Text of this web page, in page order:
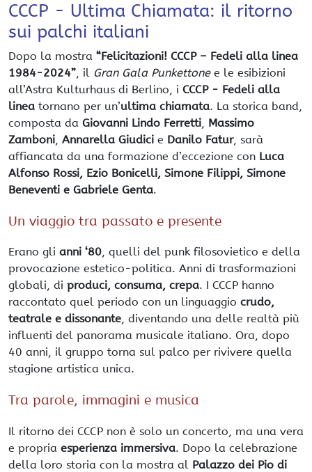
CCCP - Ultima Chiamata: il ritorno
sui palchi italiani
Dopo la mostra “Felicitazioni! CCCP – Fedeli alla linea
1984-2024”, il Gran Gala Punkettonee le esibizioni
all’Astra Kulturhaus di Berlino, i CCCP - Fedeli alla
linea tornano per un’ultima chiamata. La storica band,
composta da Giovanni Lindo Ferretti, Massimo
Zamboni, Annarella Giudici e Danilo Fatur, sarà
affiancata da una formazione d’eccezione con Luca
Alfonso Rossi, Ezio Bonicelli, Simone Filippi, Simone
Beneventi e Gabriele Genta.
Un viaggio tra passato e presente
Erano gli anni ‘80, quelli del punk filosovietico e della
provocazione estetico-politica. Anni di trasformazioni
globali, di produci, consuma, crepa. I CCCP hanno
raccontato quel periodo con un linguaggio crudo,
teatrale e dissonante, diventando una delle realtà più
influenti del panorama musicale italiano. Ora, dopo
40 anni, il gruppo torna sul palco per rivivere quella
stagione artistica unica.
Tra parole, immagini e musica
Il ritorno dei CCCP non è solo un concerto, ma una vera
e propria esperienza immersiva. Dopo la celebrazione
della loro storia con la mostra al Palazzo dei Pio di